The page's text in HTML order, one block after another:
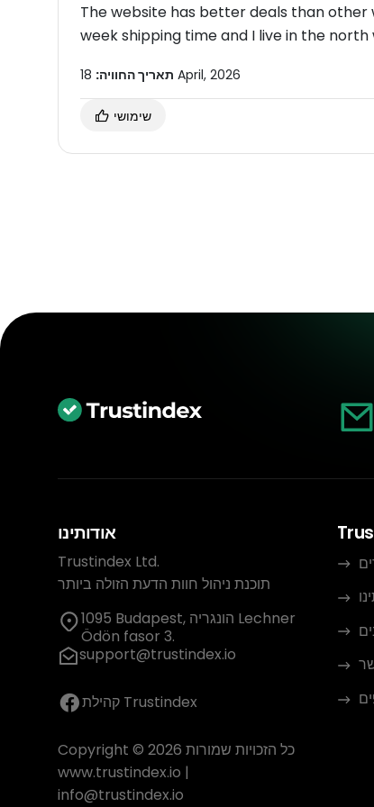
The website has better deals than other
week shipping time and I live in the north
תאריך החוויה: 18 April, 2026
שימושי
אודותינו
Trustindex Ltd.
תוכנת ניהול חוות הדעת הזולה ביותר
1095 Budapest, הונגריה Lechner
Ödön fasor 3.
support@trustindex.io
קהילת Trustindex
Copyright © 2026 כל הזכויות שמורות
www.trustindex.io |
info@trustindex.io